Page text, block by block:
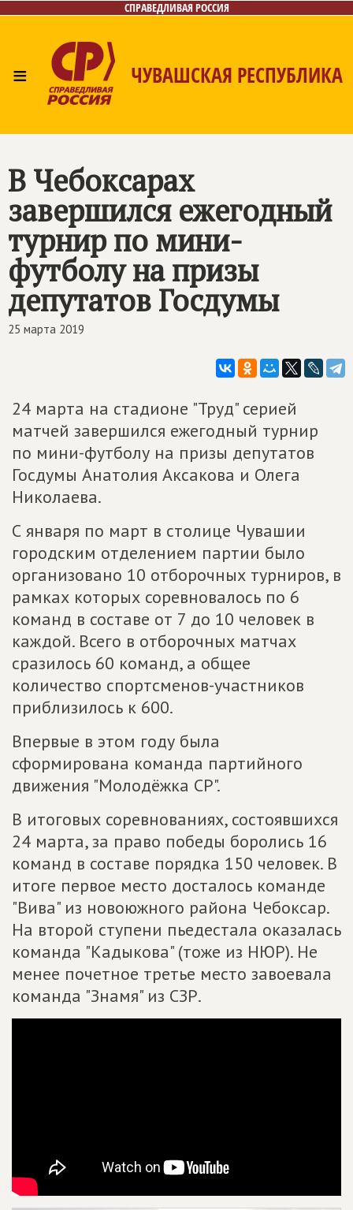
СПРАВЕДЛИВАЯ РОССИЯ
≡ ЧУВАШСКАЯ РЕСПУБЛИКА
В Чебоксарах
завершился ежегодный
турнир по мини-
футболу на призы
депутатов Госдумы
25 марта 2019
24 марта на стадионе "Труд" серией
матчей завершился ежегодный турнир
по мини-футболу на призы депутатов
Госдумы Анатолия Аксакова и Олега
Николаева.
С января по март в столице Чувашии
городским отделением партии было
организовано 10 отборочных турниров, в
рамках которых соревновалось по 6
команд в составе от 7 до 10 человек в
каждой. Всего в отборочных матчах
сразилось 60 команд, а общее
количество спортсменов-участников
приблизилось к 600.
Впервые в этом году была
сформирована команда партийного
движения "Молодёжка СР".
В итоговых соревнованиях, состоявшихся
24 марта, за право победы боролись 16
команд в составе порядка 150 человек. В
итоге первое место досталось команде
"Вива" из новоюжного района Чебоксар.
На второй ступени пьедестала оказалась
команда "Кадыкова" (тоже из НЮР). Не
менее почетное третье место завоевала
команда "Знамя" из СЗР.